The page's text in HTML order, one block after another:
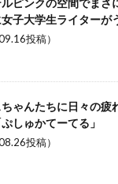
ピンクの空間でまさ
子大学生ライターが
投稿）
ゃんたちに日々の疲
しゅかてーてる」
投稿）